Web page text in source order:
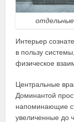
отдельные
Интерьер
в пользу
физическое
Центральные
Доминантой
напоминающие
увеличенные до